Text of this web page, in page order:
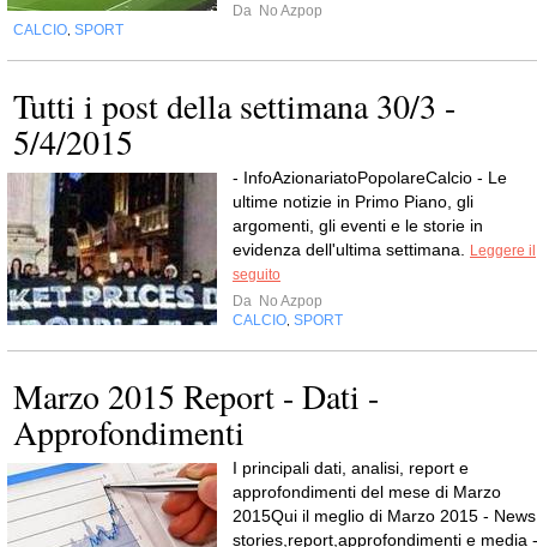
Da No Azpop
CALCIO SPORT
Tutti i post della settimana 30/3 -
5/4/2015
- InfoAzionariatoPopolareCalcio - Le
ultime notizie in Primo Piano, gli
argomenti, gli eventi e le storie in
evidenza dell'ultima settimana.
Leggere il
seguito
Da No Azpop
CALCIO SPORT
Marzo 2015 Report - Dati -
Approfondimenti
I principali dati, analisi, report e
approfondimenti del mese di Marzo
2015Qui il meglio di Marzo 2015 -
stories,report,approfondimenti e media